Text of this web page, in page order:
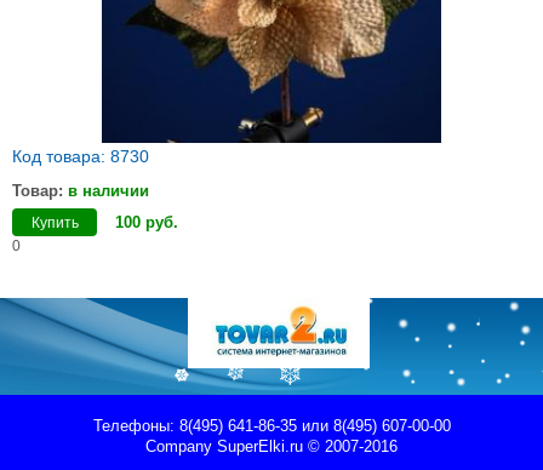
Код товара: 8730
Товар: в наличии
Купить 100 руб.
0
Телефоны: 8(495) 641-86-35 или 8(495) 607-00-00
Company SuperElki.ru © 2007-2016